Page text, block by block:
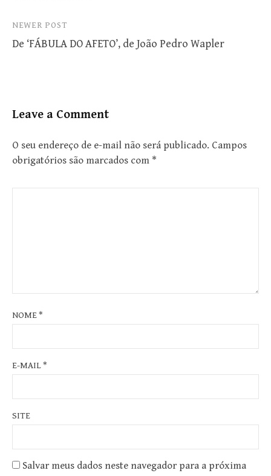
NEWER POST
De ‘FÁBULA DO AFETO’, de João Pedro Wapler
Leave a Comment
O seu endereço de e-mail não será publicado. Campos
obrigatórios são marcados com *
NOME*
E-MAIL*
SITE
Salvar meus dados neste navegador para a próxima